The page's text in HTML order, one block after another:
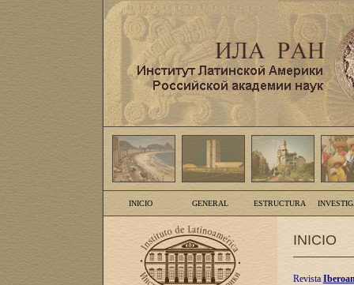
INICIO GENERAL ESTRUCTURA
INICIO
Revista